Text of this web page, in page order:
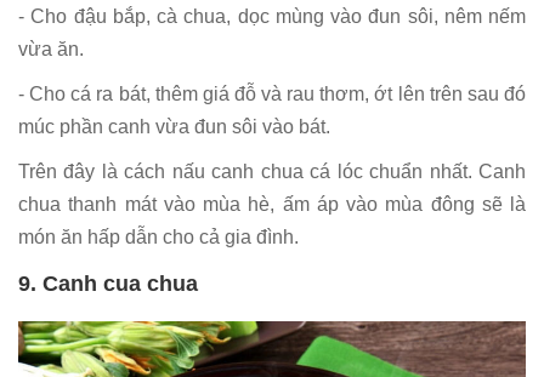
- Cho đậu bắp, cà chua, dọc mùng vào đun sôi, nêm nếm
vừa ăn.
- Cho cá ra bát, thêm giá đỗ và rau thơm, ớt lên trên sau đó
múc phần canh vừa đun sôi vào bát.
Trên đây là cách nấu canh chua cá lóc chuẩn nhất. Canh
chua thanh mát vào mùa hè, ấm áp vào mùa đông sẽ là
món ăn hấp dẫn cho cả gia đình.
9. Canh cua chua